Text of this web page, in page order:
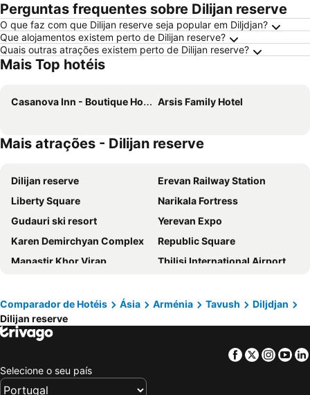
Perguntas frequentes sobre Dilijan reserve
O que faz com que Dilijan reserve seja popular em Diljdjan?
Que alojamentos existem perto de Dilijan reserve?
Quais outras atrações existem perto de Dilijan reserve?
Mais Top hotéis
Casanova Inn - Boutique Hotel Arsis Family Hotel
Mais atrações - Dilijan reserve
Dilijan reserve
Erevan Railway Station
Liberty Square
Narikala Fortress
Gudauri ski resort
Yerevan Expo
Karen Demirchyan Complex
Republic Square
Manastir Khor Virap
Tbilisi International Airport
Nakhchivan International Airport
Sevanavank
Tsahkadzor
Botanical garden
Northern Avenue
Mayr Hayastan
Comparador de Hotéis Ásia Arménia Tavush
Diljdjan
Dilijan reserve
Facebook
Twitter
Selecione o seu país